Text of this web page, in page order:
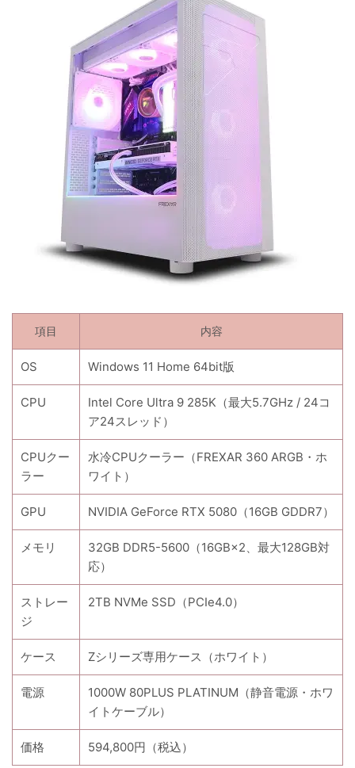
項目 内容
OS Windows 11 Home 64bit版
CPU
Intel Core Ultra 9 285K（最大5.7GHz / 24コ
ア24スレッド）
CPUクー
ラー
水冷CPUクーラー（FREXAR 360 ARGB・ホ
ワイト）
GPU NVIDIA GeForce RTX 5080（16GB GDDR7）
メモリ
32GB DDR5-5600（16GB×2、最大128GB対
応）
ストレー
ジ
2TB NVMe SSD（PCIe4.0）
ケース Zシリーズ専用ケース（ホワイト）
電源
1000W 80PLUS PLATINUM（静音電源・ホワ
イトケーブル）
価格 594,800円（税込）